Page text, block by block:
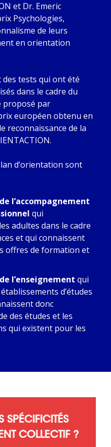
et Dr. Emeric
Psychologies,
de leurs
en orientation
tests qui ont été
dans le cadre du
proposé par
européen obtenu en
reconnaissance de la
d’orientation sont
l’accompagnement
qui
adultes dans le cadre
et qui connaissent
offres de formation et
l’enseignement qui
d’études
donc
des études et les
qui existent pour les
SPÉCIFICITÉS
COLLECTIF ?